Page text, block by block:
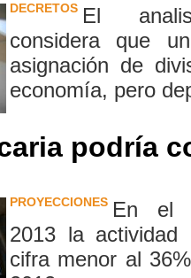
DECRETOS El
considera que
asignación de
economía, pero
podría
PROYECCIONES En el
2013 la actividad
cifra menor al